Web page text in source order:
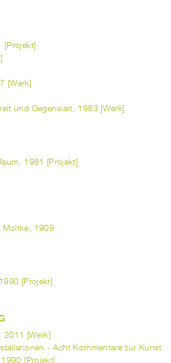
[Projekt]
[Werk]
und Gegenwart, 1983 [Werk]
1981 [Projekt]
Moltke, 1909
[Projekt]
2011 [Werk]
- Acht Kommentare zur Kunst
[Projekt]